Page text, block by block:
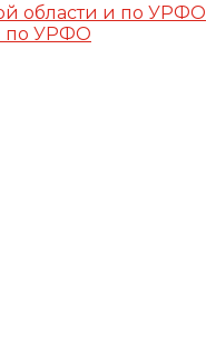
области и по УРФО
по УРФО